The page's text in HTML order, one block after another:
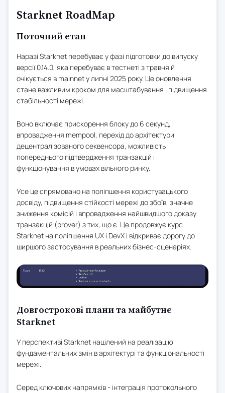
Starknet RoadMap
Поточний етап
Наразі Starknet перебуває у фазі підготовки до випуску
версії 0.14.0, яка перебуває в тестнеті з травня й
очікується в mainnet у липні 2025 року. Це оновлення
стане важливим кроком для масштабування і підвищення
стабільності мережі.
Воно включає прискорення блоку до 6 секунд,
впровадження mempool, перехід до архітектури
децентралізованого секвенсора, можливість
попереднього підтвердження транзакцій і
функціонування в умовах вільного ринку.
Усе це спрямовано на поліпшення користувацького
досвіду, підвищення стійкості мережі до збоїв, значне
зниження комісій і впровадження найшвидшого доказу
транзакцій (prover) з тих, що є. Це продовжує курс
Starknet на поліпшення UX і DevX і відкриває дорогу до
ширшого застосування в реальних бізнес-сценаріях.
Довгострокові плани та майбутнє
Starknet
У перспективі Starknet націлений на реалізацію
фундаментальних змін в архітектурі та функціональності
мережі.
Серед ключових напрямків - інтеграція протокольного